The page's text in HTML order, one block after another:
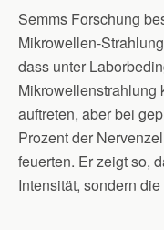
Semms Forschung
Mikrowellen-
dass unter
Mikrowellenstrahlung
auftreten, aber bei
Prozent der
feuerten. Er zeigt so,
Intensität, sondern